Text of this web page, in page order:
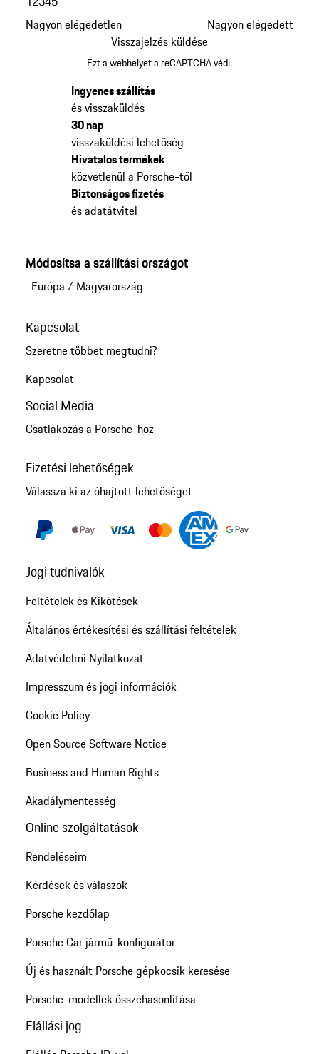
Nagyon elégedetlen
Nagyon elégedett
Visszajelzés küldése
Ezt a webhelyet a reCAPTCHA védi.
Ingyenes szállítás
és visszaküldés
30 nap
visszaküldési lehetőség
Hivatalos termékek
közvetlenül a Porsche-től
Biztonságos fizetés
és adatátvitel
Módosítsa a szállítási országot
Európa / Magyarország
Kapcsolat
Szeretne többet megtudni?
Kapcsolat
Social Media
Csatlakozás a Porsche-hoz
Fizetési lehetőségek
Válassza ki az óhajtott lehetőséget
Jogi tudnivalók
Feltételek és Kikötések
Általános értékesítési és szállítási feltételek
Adatvédelmi Nyilatkozat
Impresszum és jogi információk
Cookie Policy
Open Source Software Notice
Business and Human Rights
Akadálymentesség
Online szolgáltatások
Rendeléseim
Kérdések és válaszok
Porsche kezdőlap
Porsche Car jármű-konfigurátor
Új és használt Porsche gépkocsik keresése
Porsche-modellek összehasonlítása
Elállási jog